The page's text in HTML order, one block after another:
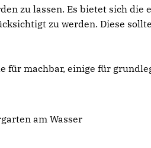
zu lassen. Es bietet sich die
zu werden. Diese
für machbar, einige für
am Wasser